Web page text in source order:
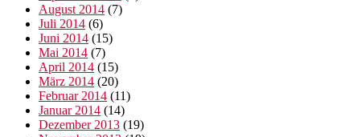
August 2014 (7)
Juli 2014 (6)
Juni 2014 (15)
Mai 2014 (7)
April 2014 (15)
März 2014 (20)
Februar 2014 (11)
Januar 2014 (14)
Dezember 2013 (19)